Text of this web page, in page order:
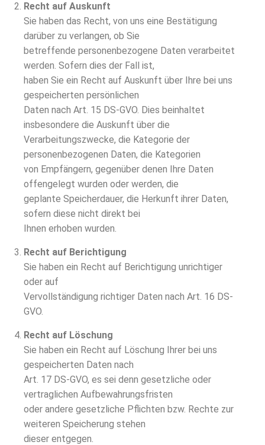
Recht auf Auskunft
Sie haben das Recht, von uns eine Bestätigung
darüber zu verlangen, ob Sie
betreffende personenbezogene Daten verarbeitet
werden. Sofern dies der Fall ist,
haben Sie ein Recht auf Auskunft über Ihre bei uns
gespeicherten persönlichen
Daten nach Art. 15 DS-GVO. Dies beinhaltet
insbesondere die Auskunft über die
Verarbeitungszwecke, die Kategorie der
personenbezogenen Daten, die Kategorien
von Empfängern, gegenüber denen Ihre Daten
offengelegt wurden oder werden, die
geplante Speicherdauer, die Herkunft ihrer Daten,
sofern diese nicht direkt bei
Ihnen erhoben wurden.
Recht auf Berichtigung
Sie haben ein Recht auf Berichtigung unrichtiger
oder auf
Vervollständigung richtiger Daten nach Art. 16 DS-
GVO.
Recht auf Löschung
Sie haben ein Recht auf Löschung Ihrer bei uns
gespeicherten Daten nach
Art. 17 DS-GVO, es sei denn gesetzliche oder
vertraglichen Aufbewahrungsfristen
oder andere gesetzliche Pflichten bzw. Rechte zur
weiteren Speicherung stehen
dieser entgegen.